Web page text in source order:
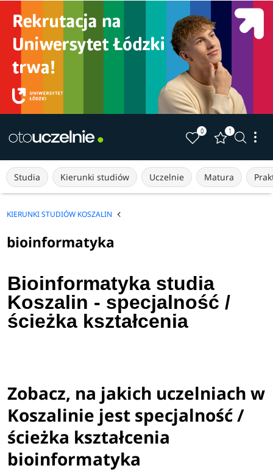
0 1
Studia Kierunki studiów Uczelnie Matura
KIERUNKI STUDIÓW KOSZALIN
bioinformatyka
Bioinformatyka studia
Koszalin - specjalność /
ścieżka kształcenia
Zobacz, na jakich uczelniach w
Koszalinie jest specjalność /
ścieżka kształcenia
bioinformatyka